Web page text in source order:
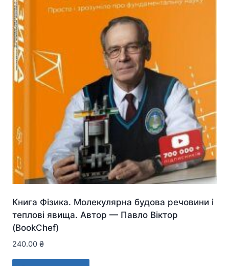
Книга Фізика. Молекулярна будова речовини і
теплові явища. Автор — Павло Віктор
(BookChef)
240.00 ₴